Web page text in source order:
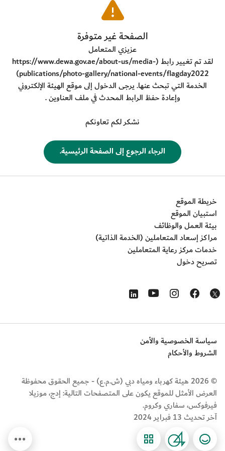
​الصفحة غير متوفرة
عزيزي المتعامل
لقد تم تغيير رابط (https://www.dewa.gov.ae/about-us/media-
publications/photo-gallery/national-events/flagday2022
)
الخدمة التي تبحث عنها. يرجى الدخول إلى موقع الهيئة الإلكتروني
وإعادة حفظ الرابط المحدث في ملف العناوين .
نشكر لكم تعاونكم
​الرجاء الرجوع إلى الصفحة الرئيسية.
خريطة الموقع
استبيان الموقع
بيئة العمل والوظائف
مراكز إسعاد المتعاملين (الخدمة الذاتية)
خدمات مركز رعاية المتعاملين
تصريح دخول
Opens in a new window
Opens in a new window
Opens in a new window
Opens in a new window
Opens in a new window
© 2026 هيئة كهرباء ومياه دبي (ش.م.ع) - جميع الحقوق محفوظة
العرض الأمثل للموقع يكون على المتصفحات التالية: إدج، موزيلا
فيرفوكس، سفاري وكروم.
آخر تحديث 13 فبراير 2024
سياسة الخصوصية والأمن
الشروط والأحكام